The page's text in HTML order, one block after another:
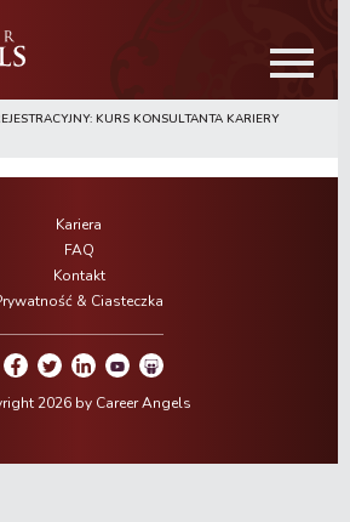
KURS KONSULTANTA KARIERY
Kariera
FAQ
Kontakt
2026 by Career Angels
& Ciasteczka